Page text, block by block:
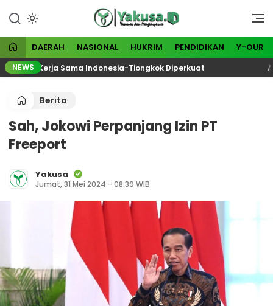
konten
Yakusa
Visioner dan Menginspirasi
DAERAH NASIONAL HUKRIM PENDIDIKAN Y-OUR
NEWS
Kerja Sama Indonesia-Tiongkok Diperkuat
Berita
Sah, Jokowi Perpanjang Izin PT
Freeport
Yakusa
Jumat, 31 Mei 2024 - 08:39 WIB